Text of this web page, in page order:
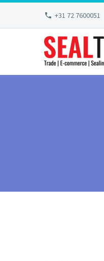
+31 72 7600051